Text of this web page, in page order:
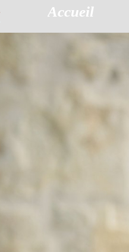
Accueil